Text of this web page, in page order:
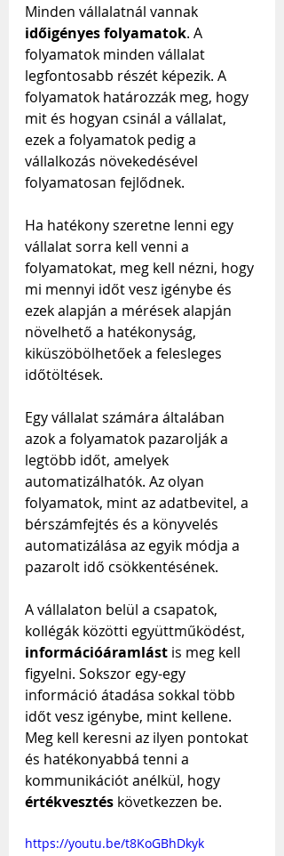
Minden vállalatnál vannak
időigényes folyamatok. A
folyamatok minden vállalat
legfontosabb részét képezik. A
folyamatok határozzák meg, hogy
mit és hogyan csinál a vállalat,
ezek a folyamatok pedig a
vállalkozás növekedésével
folyamatosan fejlődnek.
Ha hatékony szeretne lenni egy
vállalat sorra kell venni a
folyamatokat, meg kell nézni, hogy
mi mennyi időt vesz igénybe és
ezek alapján a mérések alapján
növelhető a hatékonyság,
kiküszöbölhetőek a felesleges
időtöltések.
Egy vállalat számára általában
azok a folyamatok pazarolják a
legtöbb időt, amelyek
automatizálhatók. Az olyan
folyamatok, mint az adatbevitel, a
bérszámfejtés és a könyvelés
automatizálása az egyik módja a
pazarolt idő csökkentésének.
A vállalaton belül a csapatok,
kollégák közötti együttműködést,
információáramlást is meg kell
figyelni. Sokszor egy-egy
információ átadása sokkal több
időt vesz igénybe, mint kellene.
Meg kell keresni az ilyen pontokat
és hatékonyabbá tenni a
kommunikációt anélkül, hogy
értékvesztés következzen be.
https://youtu.be/t8KoGBhDkyk